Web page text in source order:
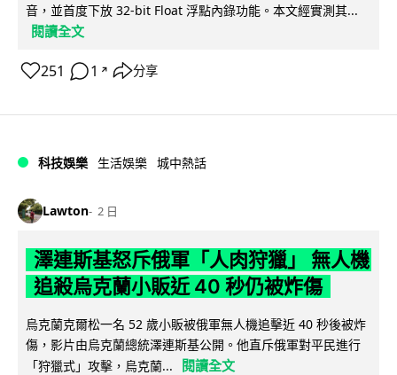
音，並首度下放 32-bit Float 浮點內錄功能。本文經實測其...
閱讀全文
251 1 ↗ 分享
科技娛樂 生活娛樂 城中熱話
Lawton 2 日
澤連斯基怒斥俄軍「人肉狩獵」 無人機
追殺烏克蘭小販近 40 秒仍被炸傷
烏克蘭克爾松一名 52 歲小販被俄軍無人機追擊近 40 秒後被炸
傷，影片由烏克蘭總統澤連斯基公開。他直斥俄軍對平民進行
「狩獵式」攻擊，烏克蘭...
閱讀全文